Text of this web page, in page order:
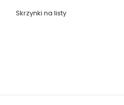
Skrzynki na listy